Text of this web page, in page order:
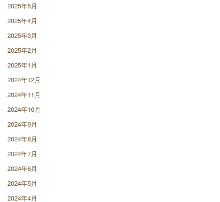
2025年5月
2025年4月
2025年3月
2025年2月
2025年1月
2024年12月
2024年11月
2024年10月
2024年9月
2024年8月
2024年7月
2024年6月
2024年5月
2024年4月